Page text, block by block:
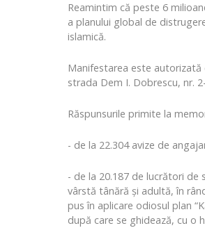
Reamintim că peste 6
a planului global de
islamică.
Manifestarea este autorizată
strada Dem I. Dobrescu, nr.
Răspunsurile primite la
- de la 22.304 avize de
- de la 20.187 de lucrători de
vârstă tânără și adultă, în
pus în aplicare odiosul plan
după care se ghidează, cu o